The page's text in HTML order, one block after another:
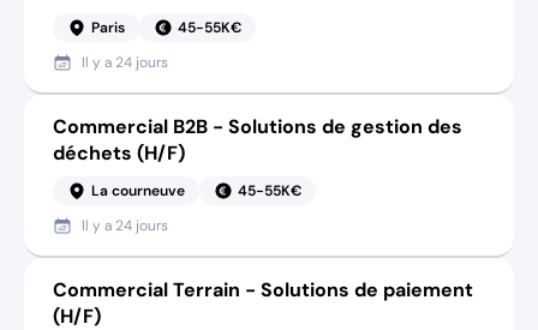
Paris
45-55K€
Il y a 24 jours
Commercial B2B - Solutions de gestion des
déchets (H/F)
La courneuve
45-55K€
Il y a 24 jours
Commercial Terrain - Solutions de paiement
(H/F)